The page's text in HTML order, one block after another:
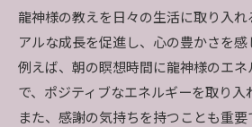
龍神様の教えを日々の生活に取り入れ
アルな成長を促進し、心の豊かさを感
例えば、朝の瞑想時間に龍神様のエ
で、ポジティブなエネルギーを取り入
また、感謝の気持ちを持つことも重